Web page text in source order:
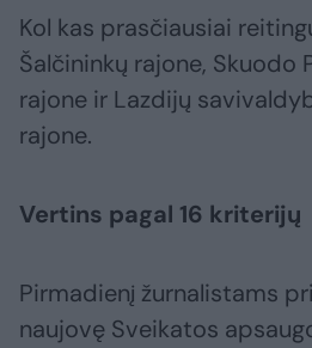
Kol kas prasčiausiai
Šalčininkų rajone, Skuodo
rajone ir Lazdijų
rajone.
Vertins pagal 16 kriterijų
Pirmadienį žurnalistams
naujovę Sveikatos